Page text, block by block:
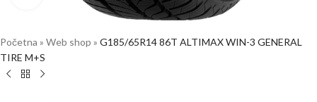
Početna » Web shop » G185/65R14 86T ALTIMAX WIN-3 GENERAL
TIRE M+S